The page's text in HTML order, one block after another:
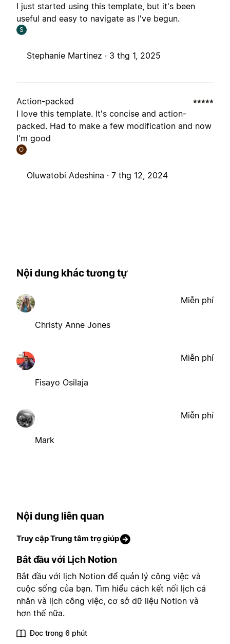
I just started using this template, but it's been
useful and easy to navigate as I've begun.
S
Stephanie Martinez · 3 thg 1, 2025
Action-packed
I love this template. It's concise and action-
packed. Had to make a few modification and now
I'm good
O
Oluwatobi Adeshina · 7 thg 12, 2024
Nội dung khác tương tự
Christy Anne Jones
Miễn phí
Fisayo Osilaja
Miễn phí
Mark
Miễn phí
Nội dung liên quan
Truy cập Trung tâm trợ giúp
Bắt đầu với Lịch Notion
Bắt đầu với lịch Notion để quản lý công việc và
cuộc sống của bạn. Tìm hiểu cách kết nối lịch cá
nhân và lịch công việc, cơ sở dữ liệu Notion và
hơn thế nữa.
Đọc trong 6 phút